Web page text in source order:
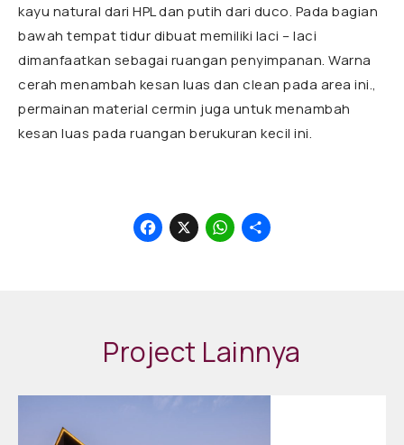
kayu natural dari HPL dan putih dari duco. Pada bagian
bawah tempat tidur dibuat memiliki laci – laci
dimanfaatkan sebagai ruangan penyimpanan. Warna
cerah menambah kesan luas dan clean pada area ini.,
permainan material cermin juga untuk menambah
kesan luas pada ruangan berukuran kecil ini.
Facebook
X WhatsApp
Project Lainnya